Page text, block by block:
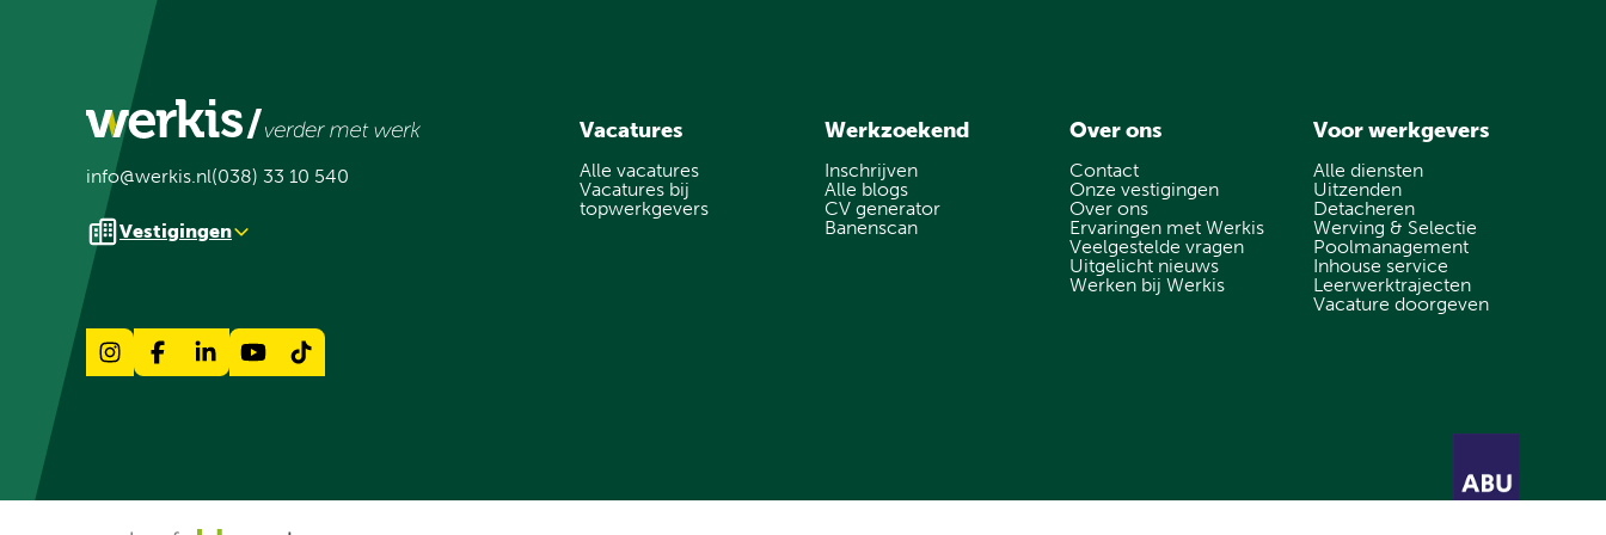
info@werkis.nl(038) 33 10 540
Vestigingen
Vacatures
Alle vacatures
Vacatures bij
topwerkgevers
Werkzoekend
Inschrijven
Alle blogs
CV generator
Banenscan
Over ons
Contact
Onze vestigingen
Over ons
Ervaringen met Werkis
Veelgestelde vragen
Uitgelicht nieuws
Werken bij Werkis
Voor werkgevers
Alle diensten
Uitzenden
Detacheren
Werving & Selectie
Poolmanagement
Inhouse service
Leerwerktrajecten
Vacature doorgeven